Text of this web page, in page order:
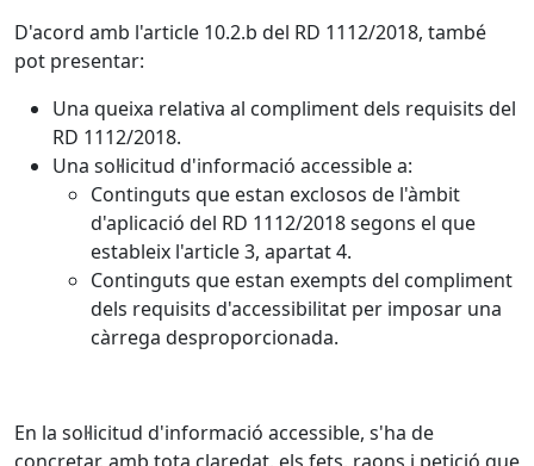
D'acord amb l'article 10.2.b del RD 1112/2018, també
pot presentar:
Una queixa relativa al compliment dels requisits del
RD 1112/2018.
Una sol·licitud d'informació accessible a:
Continguts que estan exclosos de l'àmbit
d'aplicació del RD 1112/2018 segons el que
estableix l'article 3, apartat 4.
Continguts que estan exempts del compliment
dels requisits d'accessibilitat per imposar una
càrrega desproporcionada.
En la sol·licitud d'informació accessible, s'ha de